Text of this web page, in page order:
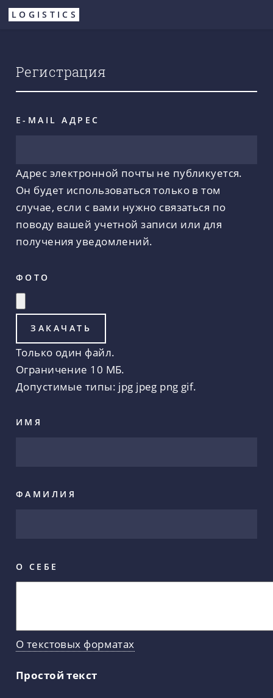
Перейти
LOGISTICS
Регистрация
E-MAIL АДРЕС
Адрес электронной почты не публикуется.
Он будет использоваться только в том
случае, если с вами нужно связаться по
поводу вашей учетной записи или для
получения уведомлений.
ФОТО
Только один файл.
Ограничение 10 МБ.
Допустимые типы: jpg jpeg png gif.
ИМЯ
ФАМИЛИЯ
О СЕБЕ
О текстовых форматах
Простой текст